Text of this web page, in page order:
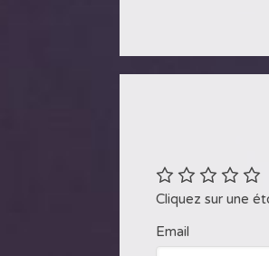
Cliquez sur une
Email